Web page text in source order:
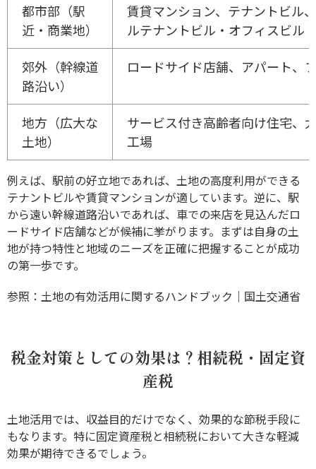
都市部（駅
近・商業地）
賃貸マンション、テナントビル
ルテナントビル・オフィスビル
郊外（幹線道
路沿い）
ロードサイド店舗、アパート、
地方（広大な
土地）
サービス付き高齢者向け住宅、
工場
例えば、駅前の好立地であれば、土地の高度利用ができる
テナントビルや賃貸マンションが適しています。逆に、駅
から遠い幹線道路沿いであれば、車での来店を見込んだロ
ードサイド店舗などが候補に挙がります。まずは自身の土
地が持つ特性と地域のニーズを正確に把握することが成功
の第一歩です。
参照： 土地の有効活用に関するハンドブック｜国土交通省
税金対策としての効果は？相続税・固定資
産税
土地活用では、収益目的だけでなく、効果的な節税手段に
もなります。特に固定資産税と相続税において大きな軽減
効果が期待できるでしょう。